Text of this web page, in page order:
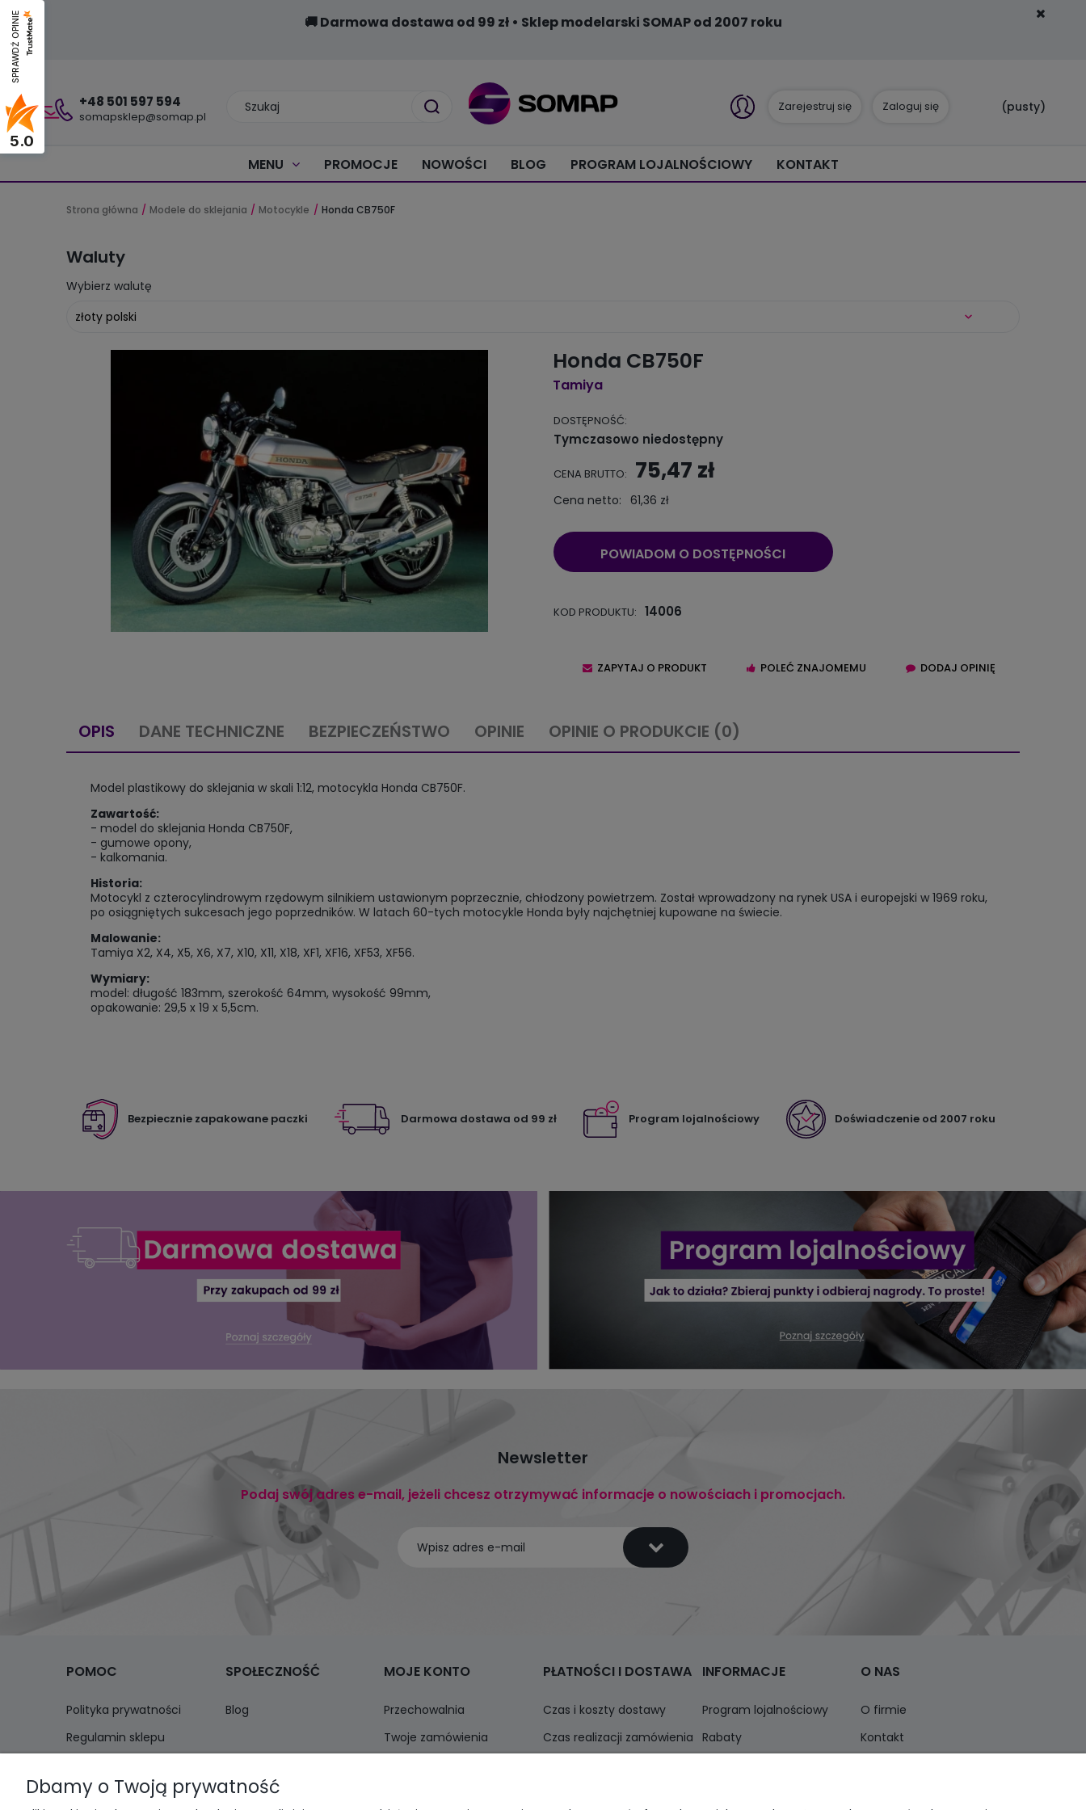
🚚 Darmowa dostawa od 99 zł • Sklep modelarski SOMAP od 2007 roku
+48 501 597 594
somapsklep@somap.pl
(pusty)
Zarejestruj się Zaloguj się
MENU PROMOCJE NOWOŚCI BLOG PROGRAM LOJALNOŚCIOWY KONTAKT
Strona główna Modele do sklejania Motocykle Honda CB750F
Waluty
Wybierz walutę
Honda CB750F
Tamiya
DOSTĘPNOŚĆ:
Tymczasowo niedostępny
CENA BRUTTO: 75,47 zł
Cena netto: 61,36 zł
POWIADOM O DOSTĘPNOŚCI
KOD PRODUKTU: 14006
ZAPYTAJ O PRODUKT POLEĆ ZNAJOMEMU DODAJ OPINIĘ
OPIS DANE TECHNICZNE BEZPIECZEŃSTWO OPINIE OPINIE O PRODUKCIE (0)
Model plastikowy do sklejania w skali 1:12, motocykla Honda CB750F.
Zawartość:
- model do sklejania Honda CB750F,
- gumowe opony,
- kalkomania.
Historia:
Motocykl z czterocylindrowym rzędowym silnikiem ustawionym poprzecznie, chłodzony powietrzem. Został wprowadzony na rynek USA i europejski w 1969 roku,
po osiągniętych sukcesach jego poprzedników. W latach 60-tych motocykle Honda były najchętniej kupowane na świecie.
Malowanie:
Tamiya X2, X4, X5, X6, X7, X10, X11, X18, XF1, XF16, XF53, XF56.
Wymiary:
model: długość 183mm, szerokość 64mm, wysokość 99mm,
opakowanie: 29,5 x 19 x 5,5cm.
Bezpiecznie zapakowane paczki Darmowa dostawa od 99 zł Program lojalnościowy Doświadczenie od 2007 roku
Newsletter
Podaj swój adres e-mail, jeżeli chcesz otrzymywać informacje o nowościach i promocjach.
POMOC
Polityka prywatności
Regulamin sklepu
SPOŁECZNOŚĆ
Blog
MOJE KONTO
Przechowalnia
Twoje zamówienia
PŁATNOŚCI I DOSTAWA
Czas i koszty dostawy
Czas realizacji zamówienia
INFORMACJE
Program lojalnościowy
Rabaty
O NAS
O firmie
Kontakt
SPRAWDŹ OPINIE
5.0
Dbamy o Twoją prywatność